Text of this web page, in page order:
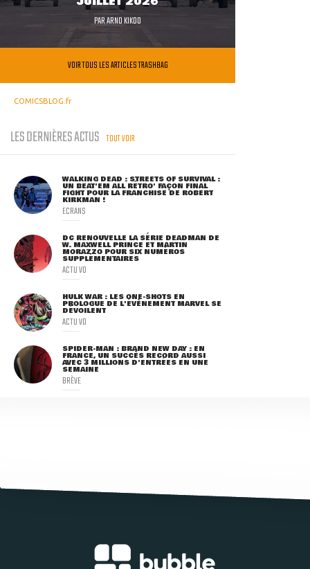
PARARNO KIKOO
VOIR TOUS LES ARTICLES TRASHBAG
COMICSBLOG.fr
LES DERNIÈRES ACTUS TOUT VOIR
WALKING DEAD : STREETS OF SURVIVAL :
UN BEAT'EM ALL RÉTRO' FAÇON FINAL
FIGHT POUR LA FRANCHISE DE ROBERT
KIRKMAN !
ECRANS
DC RENOUVELLE LA SÉRIE DEADMAN DE
W. MAXWELL PRINCE ET MARTIN
MORAZZO POUR SIX NUMÉROS
SUPPLÉMENTAIRES
ACTU VO
HULK WAR : LES ONE-SHOTS EN
PROLOGUE DE L'ÉVÈNEMENT MARVEL SE
DÉVOILENT
ACTU VO
SPIDER-MAN : BRAND NEW DAY : EN
FRANCE, UN SUCCÈS RECORD AUSSI
AVEC 3 MILLIONS D'ENTRÉES EN UNE
SEMAINE
BRÈVE